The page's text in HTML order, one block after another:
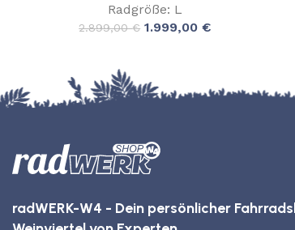
Radgröße: L
2.899,00€ 1.999,00€
radWERK-W4 - Dein persönlicher